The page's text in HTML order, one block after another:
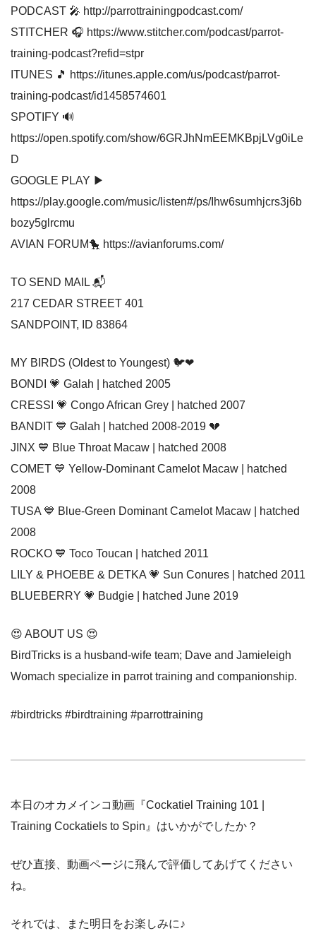
PODCAST 🎤 http://parrottrainingpodcast.com/
STITCHER 🎧 https://www.stitcher.com/podcast/parrot-
training-podcast?refid=stpr
ITUNES 🎵 https://itunes.apple.com/us/podcast/parrot-
training-podcast/id1458574601
SPOTIFY 🔊
https://open.spotify.com/show/6GRJhNmEEMKBpjLVg0iLe
D
GOOGLE PLAY ▶
https://play.google.com/music/listen#/ps/Ihw6sumhjcrs3j6b
bozy5glrcmu
AVIAN FORUM🐤 https://avianforums.com/
TO SEND MAIL 📬
217 CEDAR STREET 401
SANDPOINT, ID 83864
MY BIRDS (Oldest to Youngest) 🐦❤
BONDI 💗 Galah | hatched 2005
CRESSI 💗 Congo African Grey | hatched 2007
BANDIT 💙 Galah | hatched 2008-2019 💔
JINX 💙 Blue Throat Macaw | hatched 2008
COMET 💙 Yellow-Dominant Camelot Macaw | hatched
2008
TUSA 💙 Blue-Green Dominant Camelot Macaw | hatched
2008
ROCKO 💙 Toco Toucan | hatched 2011
LILY & PHOEBE & DETKA 💗 Sun Conures | hatched 2011
BLUEBERRY 💗 Budgie | hatched June 2019
😍 ABOUT US 😍
BirdTricks is a husband-wife team; Dave and Jamieleigh
Womach specialize in parrot training and companionship.
#birdtricks #birdtraining #parrottraining
本日のオカメインコ動画『Cockatiel Training 101 |
Training Cockatiels to Spin』はいかがでしたか？
ぜひ直接、動画ページに飛んで評価してあげてください
ね。
それでは、また明日をお楽しみに♪